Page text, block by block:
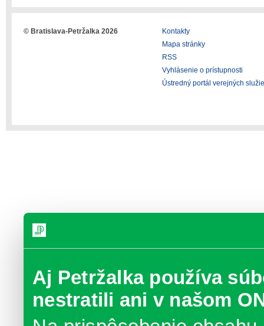
Aj Petržalka používa
nestratili ani v našom
© Bratislava-Petržalka 2026
Kontakty
Mapa stránky
RSS
Vyhlásenie o prístupnosti
Ústredný portál verejných